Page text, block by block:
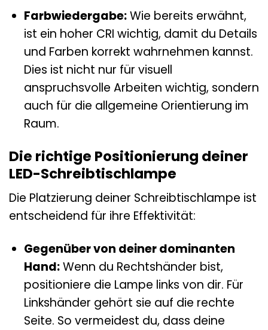
Farbwiedergabe:Wie bereits erwähnt,
ist ein hoher CRI wichtig, damit du Details
und Farben korrekt wahrnehmen kannst.
Dies ist nicht nur für visuell
anspruchsvolle Arbeiten wichtig, sondern
auch für die allgemeine Orientierung im
Raum.
Die richtige Positionierung deiner
LED-Schreibtischlampe
Die Platzierung deiner Schreibtischlampe ist
entscheidend für ihre Effektivität:
Gegenüber von deiner dominanten
Hand:Wenn du Rechtshänder bist,
positioniere die Lampe links von dir. Für
Linkshänder gehört sie auf die rechte
Seite. So vermeidest du, dass deine